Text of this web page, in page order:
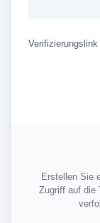
Erstellen Sie
Zugriff auf die